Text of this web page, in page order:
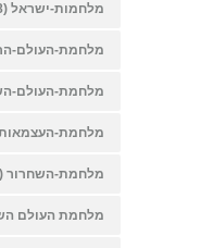
מלחמות-ישראל (8)
מלחמת-העולם-
מלחמת-העולם-
מלחמת-
מלחמת-השחרור (21)
מלחמת העולם